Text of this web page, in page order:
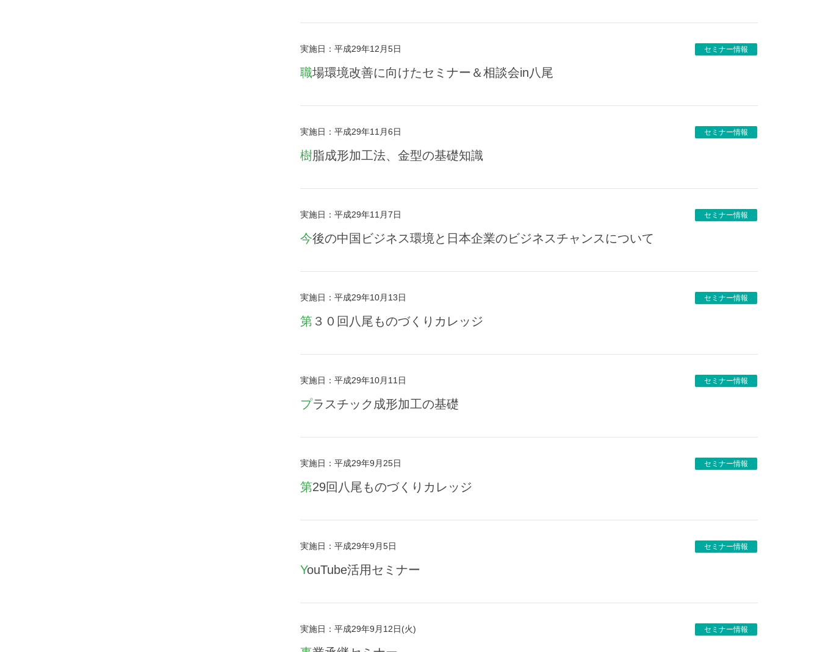
セミナー情報
実施日：平成29年12月5日
職場環境改善に向けたセミナー＆相談会in八尾
セミナー情報
実施日：平成29年11月6日
樹脂成形加工法、金型の基礎知識
セミナー情報
実施日：平成29年11月7日
今後の中国ビジネス環境と日本企業のビジネスチャンスについて
セミナー情報
実施日：平成29年10月13日
第３０回八尾ものづくりカレッジ
セミナー情報
実施日：平成29年10月11日
プラスチック成形加工の基礎
セミナー情報
実施日：平成29年9月25日
第29回八尾ものづくりカレッジ
セミナー情報
実施日：平成29年9月5日
YouTube活用セミナー
セミナー情報
実施日：平成29年9月12日(火)